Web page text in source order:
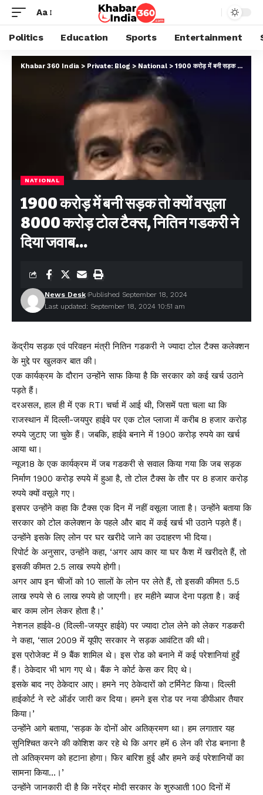
Aa
Politics Education Sports Entertainment
Khabar 360 India > Private: Blog > National > 1900 करोड़ में बनी सड़क तो क्यों वसूला 8000 करोड़ टोल टैक्स, नितिन गडकरी ने दिया जवाब…
NATIONAL
1900 करोड़ में बनी सड़क तो क्यों वसूला
8000 करोड़ टोल टैक्स, नितिन गडकरी ने
दिया जवाब…
Last updated: September 18, 2024 10:51 am
News Desk Published September 18, 2024
केंद्रीय सड़क एवं परिवहन मंत्री नितिन गडकरी ने ज्यादा टोल टैक्स कलेक्शन
के मुद्दे पर खुलकर बात की।
एक कार्यक्रम के दौरान उन्होंने साफ किया है कि सरकार को कई खर्च उठाने
पड़ते हैं।
दरअसल, हाल ही में एक RTI चर्चा में आई थी, जिसमें पता चला था कि
राजस्थान में दिल्ली-जयपुर हाईवे पर एक टोल प्लाजा में करीब 8 हजार करोड़
रुपये जुटाए जा चुके हैं। जबकि, हाईवे बनाने में 1900 करोड़ रुपये का खर्च
आया था।
न्यूज18 के एक कार्यक्रम में जब गडकरी से सवाल किया गया कि जब सड़क
निर्माण 1900 करोड़ रुपये में हुआ है, तो टोल टैक्स के तौर पर 8 हजार करोड़
रुपये क्यों वसूले गए।
इसपर उन्होंने कहा कि टैक्स एक दिन में नहीं वसूला जाता है। उन्होंने बताया कि
सरकार को टोल कलेक्शन के पहले और बाद में कई खर्च भी उठाने पड़ते हैं।
उन्होंने इसके लिए लोन पर घर खरीदे जाने का उदाहरण भी दिया।
रिपोर्ट के अनुसार, उन्होंने कहा, ‘अगर आप कार या घर कैश में खरीदते हैं, तो
इसकी कीमत 2.5 लाख रुपये होगी।
अगर आप इन चीजों को 10 सालों के लोन पर लेते हैं, तो इसकी कीमत 5.5
लाख रुपये से 6 लाख रुपये हो जाएगी। हर महीने ब्याज देना पड़ता है। कई
बार काम लोन लेकर होता है।’
नेशनल हाईवे-8 (दिल्ली-जयपुर हाईवे) पर ज्यादा टोल लेने को लेकर गडकरी
ने कहा, ‘साल 2009 में यूपीए सरकार ने सड़क आवंटित की थी।
इस प्रोजेक्ट में 9 बैंक शामिल थे। इस रोड को बनाने में कई परेशानियां हुईं
हैं। ठेकेदार भी भाग गए थे। बैंक ने कोर्ट केस कर दिए थे।
इसके बाद नए ठेकेदार आए। हमने नए ठेकेदारों को टर्मिनेट किया। दिल्ली
हाईकोर्ट ने स्टे ऑर्डर जारी कर दिया। हमने इस रोड पर नया डीपीआर तैयार
किया।’
उन्होंने आगे बताया, ‘सड़क के दोनों ओर अतिक्रमण था। हम लगातार यह
सुनिश्चित करने की कोशिश कर रहे थे कि अगर हमें 6 लेन की रोड बनाना है
तो अतिक्रमण को हटाना होगा। फिर बारिश हुई और हमने कई परेशानियों का
सामना किया…।’
उन्होंने जानकारी दी है कि नरेंद्र मोदी सरकार के शुरुआती 100 दिनों में